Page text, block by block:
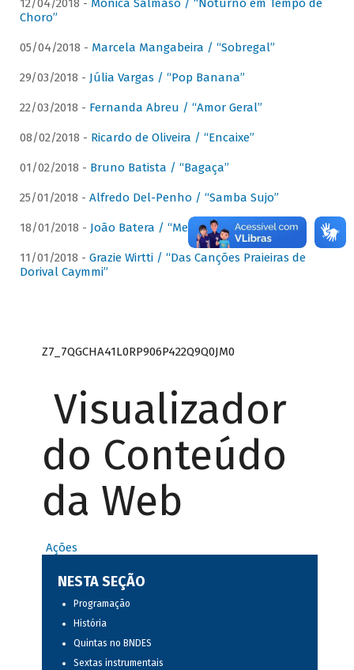
12/04/2018 - Mônica Salmaso / “Noturno em Tempo de
Choro”
05/04/2018 - Marcela Mangabeira / “Sobregal”
29/03/2018 - Júlia Vargas / “Pop Banana”
22/03/2018 - Fernanda Abreu / “Amor Geral”
08/02/2018 - Ricardo de Oliveira / “Encaixe”
01/02/2018 - Bruno Batista / “Bagaça”
25/01/2018 - Alfredo Del-Penho / “Samba Sujo”
18/01/2018 - João Batera / “Meu Pandeiro”
11/01/2018 - Grazie Wirtti / “Das Canções Praieiras de
Dorival Caymmi”
Z7_7QGCHA41L0RP906P422Q9Q0JM0
Visualizador
do Conteúdo
da Web
Ações
NESTA SEÇÃO
Programação
História
Quintas no BNDES
Sextas instrumentais